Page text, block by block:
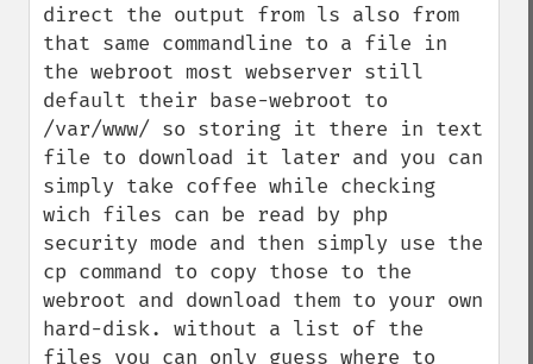
direct the output from ls also from
that same commandline to a file in
the webroot most webserver still
default their base-webroot to
/var/www/ so storing it there in text
file to download it later and you can
simply take coffee while checking
wich files can be read by php
security mode and then simply use the
cp command to copy those to the
webroot and download them to your own
hard-disk. without a list of the
files you can only guess where to